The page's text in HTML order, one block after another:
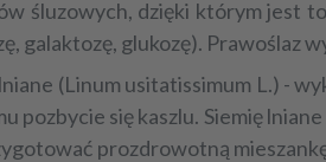
śluzowych, dzięki którym jest
galaktozę, glukozę). Prawoślaz
(Linum usitatissimum L.) -
pozbycie się kaszlu. Siemię
prozdrowotną